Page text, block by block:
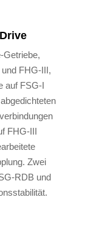
Getriebe,
FHG-III,
auf FSG-I
FHG-III
Zwei
RDB und